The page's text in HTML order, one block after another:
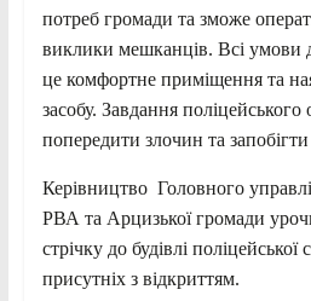
потреб громади та зможе
виклики мешканців. Всі умови
це комфортне приміщення та
засобу. Завдання
попередити злочин та
Керівництво Головного
РВА та Арцизької громади
стрічку до будівлі поліцейської
присутніх з відкриттям.